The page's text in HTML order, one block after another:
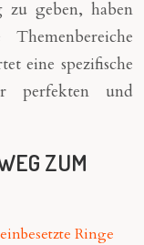
geben, haben
eine spezifische
perfekten und
ZUM
Ringe